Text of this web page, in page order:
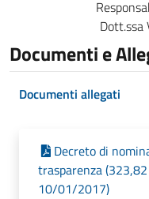
Dott.ssa
Documenti e
Documenti allegati
Decreto di
trasparenza
10/01/2017)